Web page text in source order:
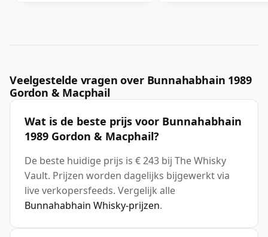
Veelgestelde vragen over Bunnahabhain 1989
Gordon & Macphail
Wat is de beste prijs voor Bunnahabhain
1989 Gordon & Macphail?
De beste huidige prijs is € 243 bij The Whisky
Vault. Prijzen worden dagelijks bijgewerkt via
live verkopersfeeds. Vergelijk alle
Bunnahabhain Whisky-prijzen.